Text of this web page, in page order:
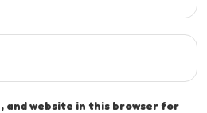
and website in this browser for